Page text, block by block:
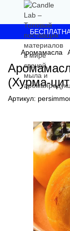
Аромамасла
(Хурма-
Артикул: